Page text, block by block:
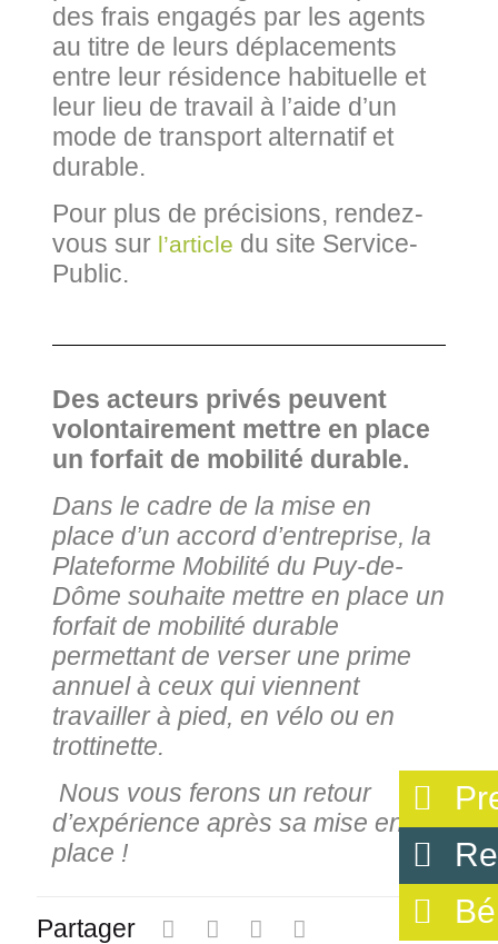
des frais engagés par les agents
au titre de leurs déplacements
entre leur résidence habituelle et
leur lieu de travail à l’aide d’un
mode de transport alternatif et
durable.
Pour plus de précisions, rendez-
vous sur l’article du site Service-
Public.
Des acteurs privés peuvent
volontairement mettre en place
un forfait de mobilité durable.
Dans le cadre de la mise en
place d’un accord d’entreprise, la
Plateforme Mobilité du Puy-de-
Dôme souhaite mettre en place un
forfait de mobilité durable
permettant de verser une prime
annuel à ceux qui viennent
travailler à pied, en vélo ou en
trottinette.
Nous vous ferons un retour
d’expérience après sa mise en
place !
Partager 0